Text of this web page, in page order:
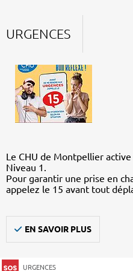
URGENCES
Le CHU de Montpellier
Niveau 1.
Pour garantir une prise en
appelez le 15 avant tout
EN SAVOIR PLUS
URGENCES